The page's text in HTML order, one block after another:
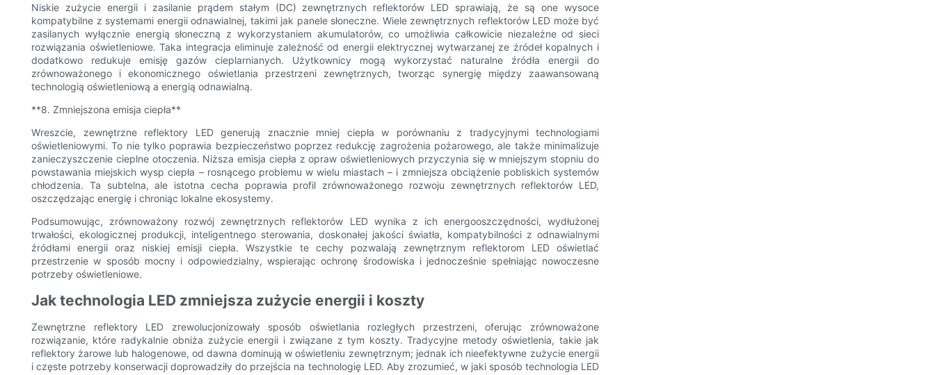
Niskie zużycie energii i zasilanie prądem stałym (DC) zewnętrznych reflektorów LED sprawiają, że są one wysoce
kompatybilne z systemami energii odnawialnej, takimi jak panele słoneczne. Wiele zewnętrznych reflektorów LED może być
zasilanych wyłącznie energią słoneczną z wykorzystaniem akumulatorów, co umożliwia całkowicie niezależne od sieci
rozwiązania oświetleniowe. Taka integracja eliminuje zależność od energii elektrycznej wytwarzanej ze źródeł kopalnych i
dodatkowo redukuje emisję gazów cieplarnianych. Użytkownicy mogą wykorzystać naturalne źródła energii do
zrównoważonego i ekonomicznego oświetlania przestrzeni zewnętrznych, tworząc synergię między zaawansowaną
technologią oświetleniową a energią odnawialną.
**8. Zmniejszona emisja ciepła**
Wreszcie, zewnętrzne reflektory LED generują znacznie mniej ciepła w porównaniu z tradycyjnymi technologiami
oświetleniowymi. To nie tylko poprawia bezpieczeństwo poprzez redukcję zagrożenia pożarowego, ale także minimalizuje
zanieczyszczenie cieplne otoczenia. Niższa emisja ciepła z opraw oświetleniowych przyczynia się w mniejszym stopniu do
powstawania miejskich wysp ciepła – rosnącego problemu w wielu miastach – i zmniejsza obciążenie pobliskich systemów
chłodzenia. Ta subtelna, ale istotna cecha poprawia profil zrównoważonego rozwoju zewnętrznych reflektorów LED,
oszczędzając energię i chroniąc lokalne ekosystemy.
Podsumowując, zrównoważony rozwój zewnętrznych reflektorów LED wynika z ich energooszczędności, wydłużonej
trwałości, ekologicznej produkcji, inteligentnego sterowania, doskonałej jakości światła, kompatybilności z odnawialnymi
źródłami energii oraz niskiej emisji ciepła. Wszystkie te cechy pozwalają zewnętrznym reflektorom LED oświetlać
przestrzenie w sposób mocny i odpowiedzialny, wspierając ochronę środowiska i jednocześnie spełniając nowoczesne
potrzeby oświetleniowe.
Jak technologia LED zmniejsza zużycie energii i koszty
Zewnętrzne reflektory LED zrewolucjonizowały sposób oświetlania rozległych przestrzeni, oferując zrównoważone
rozwiązanie, które radykalnie obniża zużycie energii i związane z tym koszty. Tradycyjne metody oświetlenia, takie jak
reflektory żarowe lub halogenowe, od dawna dominują w oświetleniu zewnętrznym; jednak ich nieefektywne zużycie energii
i częste potrzeby konserwacji doprowadziły do ​​przejścia na technologię LED. Aby zrozumieć, w jaki sposób technologia LED